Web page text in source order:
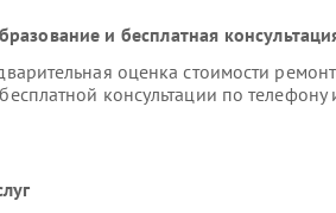
и бесплатная
оценка стоимости
консультации по